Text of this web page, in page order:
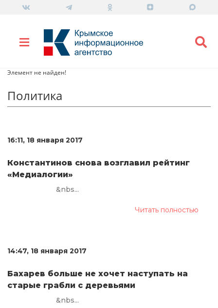
Элемент не найден!
Политика
16:11, 18 января 2017
Константинов снова возглавил рейтинг
«Медиалогии»
&nbs...
Читать полностью
14:47, 18 января 2017
Бахарев больше не хочет наступать на
старые грабли с деревьями
&nbs...